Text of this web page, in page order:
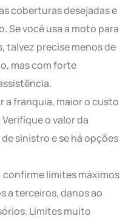
coberturas desejadas e
Se você usa a moto para
precise menos de
mas com forte
a franquia, maior o custo
o valor da
sinistro e se há opções
limites máximos
a terceiros, danos ao
Limites muito